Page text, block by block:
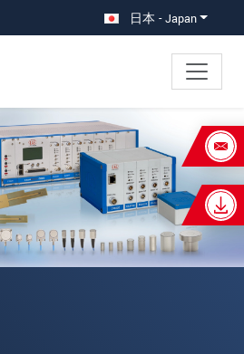
日本 - Japan
×
エスト 静電容量式セ